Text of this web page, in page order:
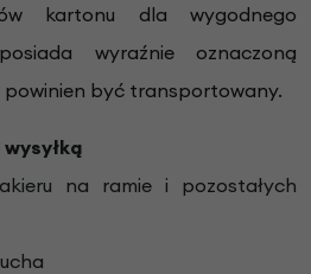
kartonu dla wygodnego
wyraźnie oznaczoną
być transportowany.
na ramie i pozostałych